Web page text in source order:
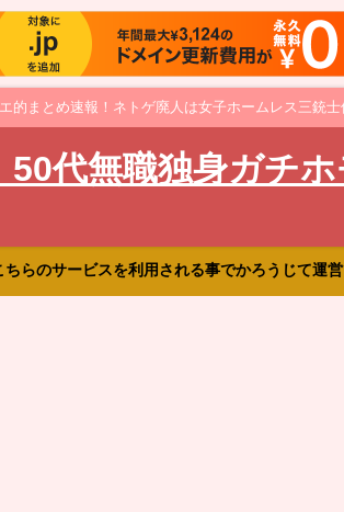
まとめ速報！ネトゲ廃人は女子ホームレス三銃
代無職独身ガチ
らのサービスを利用される事でかろうじて運